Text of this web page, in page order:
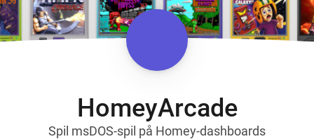
HomeyArcade
Spil msDOS-spil på Homey-dashboards